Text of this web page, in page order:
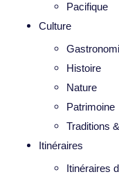
Pacifique
Culture
Histoire
Nature
Patrimoine
Traditions
Itinéraires
Itinéraires